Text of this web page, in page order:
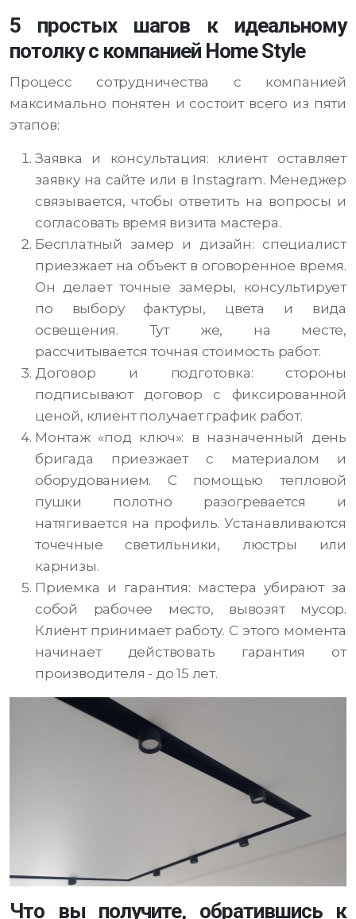
5 простых шагов к идеальному
потолку с компанией Home Style
Процесс сотрудничества с компанией
максимально понятен и состоит всего из пяти
этапов:
Заявка и консультация: клиент оставляет
заявку на сайте или в Instagram. Менеджер
связывается, чтобы ответить на вопросы и
согласовать время визита мастера.
Бесплатный замер и дизайн: специалист
приезжает на объект в оговоренное время.
Он делает точные замеры, консультирует
по выбору фактуры, цвета и вида
освещения. Тут же, на месте,
рассчитывается точная стоимость работ.
Договор и подготовка: стороны
подписывают договор с фиксированной
ценой, клиент получает график работ.
Монтаж «под ключ»: в назначенный день
бригада приезжает с материалом и
оборудованием. С помощью тепловой
пушки полотно разогревается и
натягивается на профиль. Устанавливаются
точечные светильники, люстры или
карнизы.
Приемка и гарантия: мастера убирают за
собой рабочее место, вывозят мусор.
Клиент принимает работу. С этого момента
начинает действовать гарантия от
производителя - до 15 лет.
Что вы получите, обратившись к